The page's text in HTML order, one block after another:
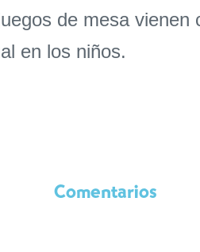
de mesa
en los niños.
Comentarios